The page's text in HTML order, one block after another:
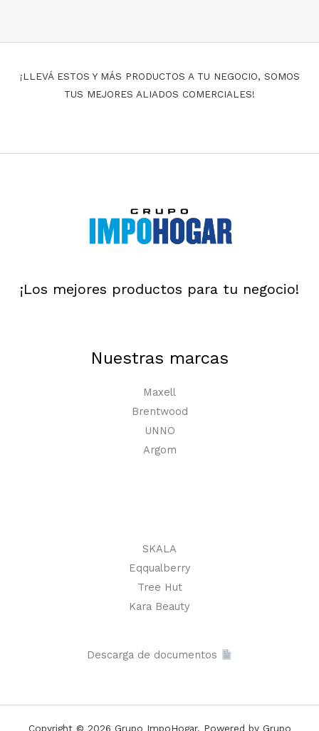
¡LLEVÁ ESTOS Y MÁS PRODUCTOS A TU NEGOCIO, SOMOS
TUS MEJORES ALIADOS COMERCIALES!
¡Los mejores productos para tu negocio!
Nuestras marcas
Maxell
Brentwood
UNNO
Argom
SKALA
Eqqualberry
Tree Hut
Kara Beauty
Descarga de documentos
Copyright © 2026 Grupo ImpoHogar. Powered by Grupo